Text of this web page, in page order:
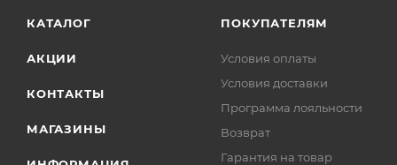
КАТАЛОГ
АКЦИИ
КОНТАКТЫ
МАГАЗИНЫ
ПОКУПАТЕЛЯМ
Условия оплаты
Условия доставки
Программа лояльности
Возврат
Гарантия на товар